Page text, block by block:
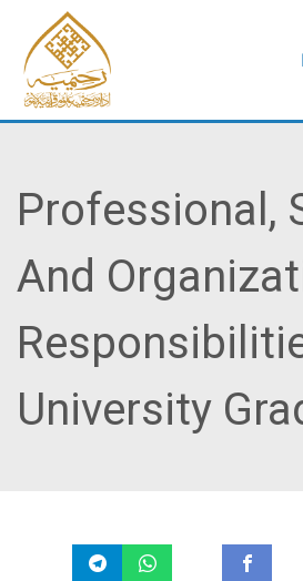
Professional,
And
University